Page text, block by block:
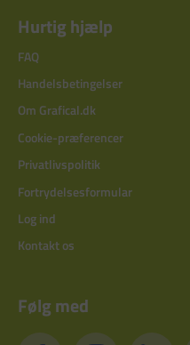
Hurtig hjælp
FAQ
Handelsbetingelser
Om Grafical.dk
Cookie-præferencer
Privatlivspolitik
Fortrydelsesformular
Log ind
Kontakt os
Følg med